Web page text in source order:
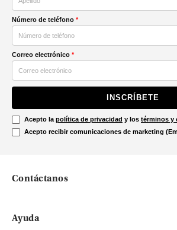
Número de teléfono *
Correo electrónico *
INSCRÍBETE
Acepto la política de privacidad y los términos y
Acepto recibir comunicaciones de marketing
Contáctanos
Ayuda